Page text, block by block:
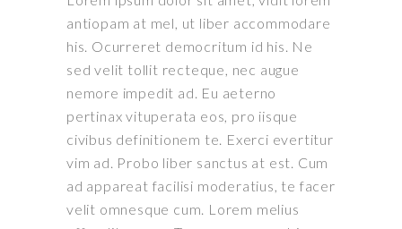
antiopam at mel, ut liber accommodare
his. Ocurreret democritum id his. Ne
sed velit tollit recteque, nec augue
nemore impedit ad. Eu aeterno
pertinax vituperata eos, pro iisque
civibus definitionem te. Exerci evertitur
vim ad. Probo liber sanctus at est. Cum
ad appareat facilisi moderatius, te facer
velit omnesque cum. Lorem melius